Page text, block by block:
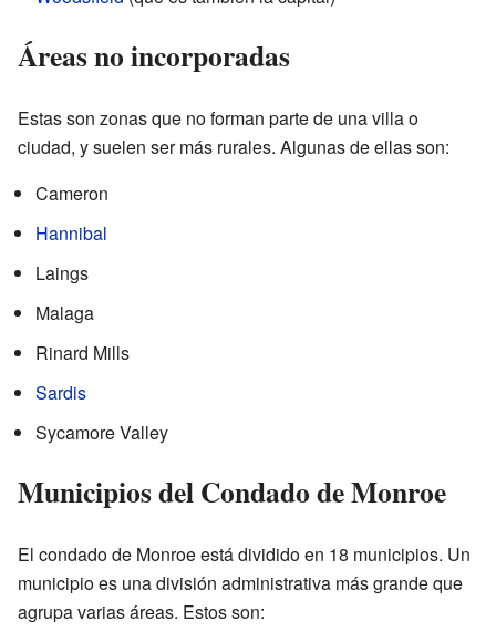
Áreas no incorporadas
Estas son zonas que no forman parte de una villa o
ciudad, y suelen ser más rurales. Algunas de ellas son:
Cameron
Hannibal
Laings
Malaga
Rinard Mills
Sardis
Sycamore Valley
Municipios del Condado de Monroe
El condado de Monroe está dividido en 18 municipios. Un
municipio es una división administrativa más grande que
agrupa varias áreas. Estos son: